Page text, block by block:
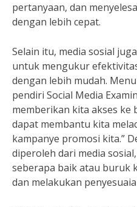
pertanyaan, dan
dengan lebih cepat.
Selain itu, media sosial
untuk mengukur
dengan lebih mudah.
pendiri Social Media
memberikan kita akses ke
dapat membantu kita
kampanye promosi kita.”
diperoleh dari media
seberapa baik atau buruk
dan melakukan